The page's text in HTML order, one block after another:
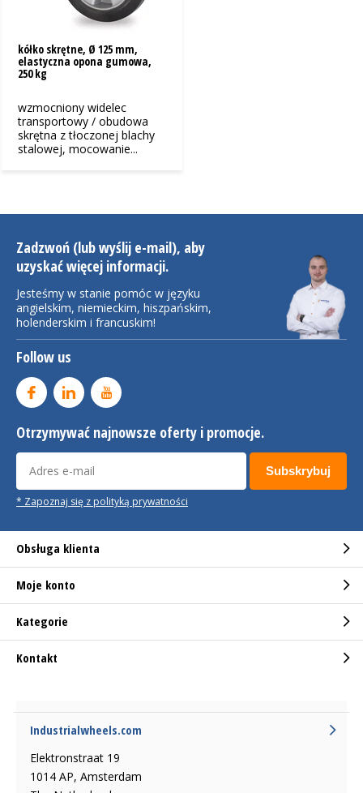
kółko skrętne, Ø 125 mm,
elastyczna opona gumowa,
250 kg
wzmocniony widelec
transportowy / obudowa
skrętna z tłoczonej blachy
stalowej, mocowanie...
Zadzwoń (lub wyślij e-mail), aby
uzyskać więcej informacji.
Jesteśmy w stanie pomóc w języku
angielskim, niemieckim, hiszpańskim,
holenderskim i francuskim!
Follow us
Otrzymywać najnowsze oferty i promocje.
Subskrybuj
* Zapoznaj się z polityką prywatności
Obsługa klienta
Moje konto
Kategorie
Kontakt
Industrialwheels.com
Elektronstraat 19
1014 AP, Amsterdam